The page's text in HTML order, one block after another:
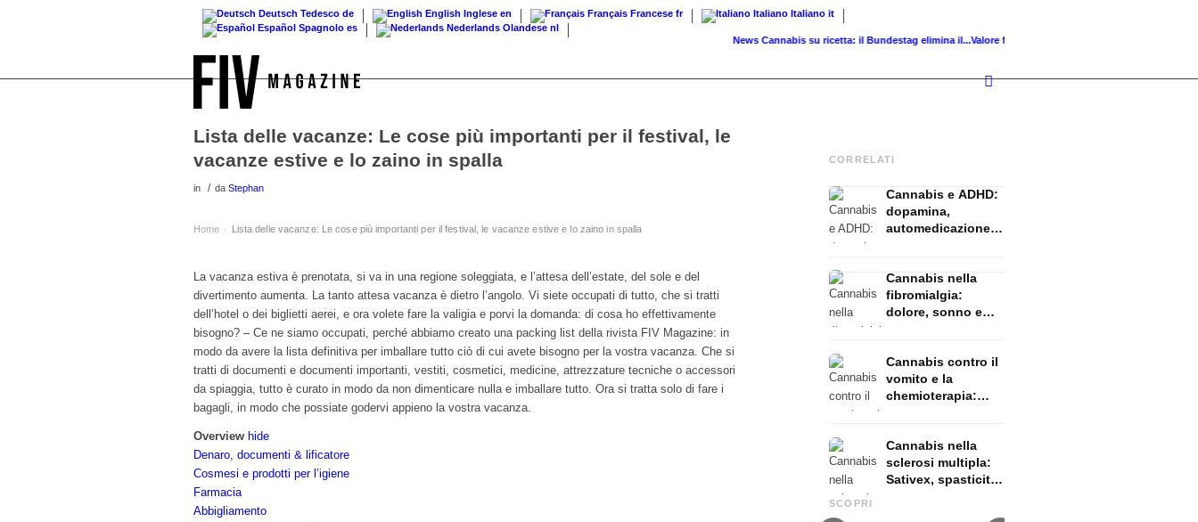
Deutsch Tedesco de English Inglese en Français Francese fr Italiano Italiano it
Español Spagnolo es Nederlands Olandese nl
Cannabis su ricetta: il Bundestag elimina il...Valore fondiario di riferimento vs. valore di...
Lista delle vacanze: Le cose più importanti per il festival, le
vacanze estive e lo zaino in spalla
in / da Stephan
Home › Lista delle vacanze: Le cose più importanti per il festival, le vacanze estive e lo zaino in spalla
La vacanza estiva è prenotata, si va in una regione soleggiata, e l’attesa dell’estate, del sole e del
divertimento aumenta. La tanto attesa vacanza è dietro l’angolo. Vi siete occupati di tutto, che si tratti
dell’hotel o dei biglietti aerei, e ora volete fare la valigia e porvi la domanda: di cosa ho effettivamente
bisogno? – Ce ne siamo occupati, perché abbiamo creato una packing list della rivista FIV Magazine: in
modo da avere la lista definitiva per imballare tutto ciò di cui avete bisogno per la vostra vacanza. Che si
tratti di documenti e documenti importanti, vestiti, cosmetici, medicine, attrezzature tecniche o accessori
da spiaggia, tutto è curato in modo da non dimenticare nulla e imballare tutto. Ora si tratta solo di fare i
bagagli, in modo che possiate godervi appieno la vostra vacanza.
Overview hide
Denaro, documenti & lificatore
Cosmesi e prodotti per l’igiene
Farmacia
Abbigliamento
CORRELATI
Cannabis e ADHD:
dopamina,
automedicazione e
Cannabis nella
fibromialgia:
dolore, sonno e
Cannabis contro il
vomito e la
chemioterapia:
Cannabis nella
sclerosi multipla:
Sativex, spasticità
SCOPRI
Cannabis e epilessia: CBD,
Epidiolex e lo stato della